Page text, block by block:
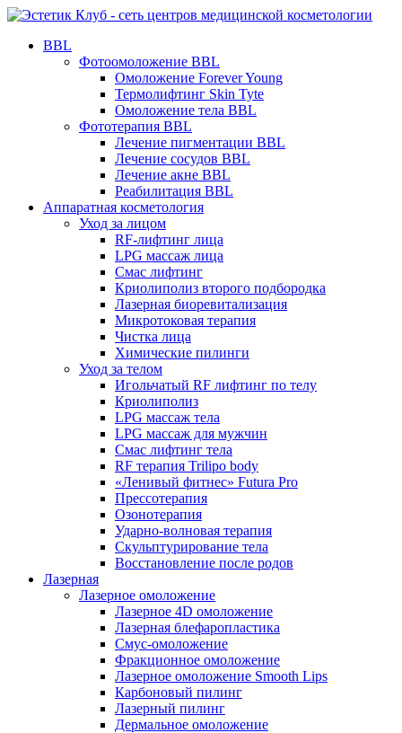
BBL
Фотоомоложение BBL
Омоложение Forever Young
Термолифтинг Skin Tyte
Омоложение тела BBL
Фототерапия BBL
Лечение пигментации BBL
Лечение сосудов BBL
Лечение акне BBL
Реабилитация BBL
Аппаратная косметология
Уход за лицом
RF-лифтинг лица
LPG массаж лица
Смас лифтинг
Криолиполиз второго подбородка
Лазерная биоревитализация
Микротоковая терапия
Чистка лица
Химические пилинги
Уход за телом
Игольчатый RF лифтинг по телу
Криолиполиз
LPG массаж тела
LPG массаж для мужчин
Смас лифтинг тела
RF терапия Trilipo body
«Ленивый фитнес» Futura Pro
Прессотерапия
Озонотерапия
Ударно-волновая терапия
Скульптурирование тела
Восстановление после родов
Лазерная
Лазерное омоложение
Лазерное 4D омоложение
Лазерная блефаропластика
Смус-омоложение
Фракционное омоложение
Лазерное омоложение Smooth Lips
Карбоновый пилинг
Лазерный пилинг
Дермальное омоложение